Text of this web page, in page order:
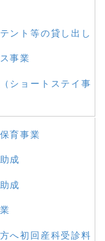
ント等の貸し出し
事業
ショートステイ事
育事業
成
成
へ初回産科受診料